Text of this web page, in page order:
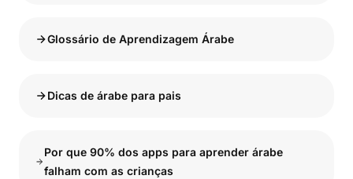
Glossário de Aprendizagem Árabe
Dicas de árabe para pais
Por que 90% dos apps para aprender árabe
falham com as crianças